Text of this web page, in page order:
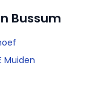
Bussum
Muiden